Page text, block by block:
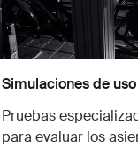
Simulaciones de
Pruebas
para evaluar los